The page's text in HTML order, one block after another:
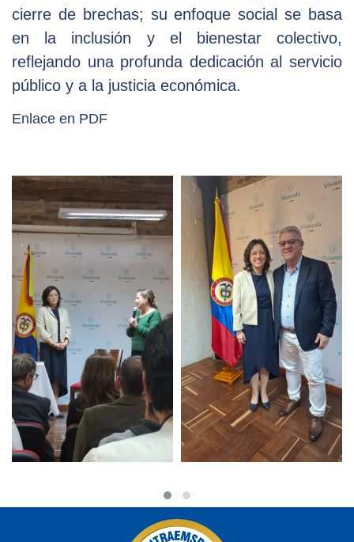
cierre de brechas; su enfoque social se basa
en la inclusión y el bienestar colectivo,
reflejando una profunda dedicación al servicio
público y a la justicia económica.
Enlace en PDF